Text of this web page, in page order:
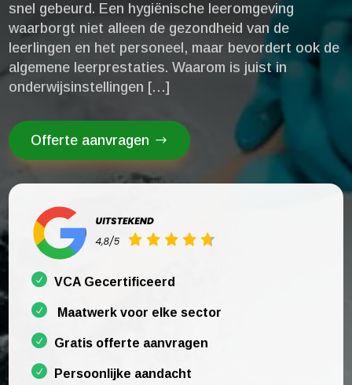
snel gebeurd.​ Een hygiënische leeromgeving
waarborgt niet alleen de gezondheid van de
leerlingen en het personeel, maar bevordert ook de
algemene leerprestaties.​ Waarom is juist in
onderwijsinstellingen […]
Offerte aanvragen
VCA Gecertificeerd
Maatwerk voor elke sector
Gratis offerte aanvragen
Persoonlijke aandacht